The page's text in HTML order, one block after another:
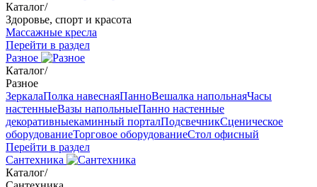
Каталог/
Здоровье, спорт и красота
Массажные кресла
Перейти в раздел
Разное
Каталог/
Разное
ЗеркалаПолка навеснаяПанноВешалка напольнаяЧасы
настенныеВазы напольныеПанно настенные
декоративныекаминный порталПодсвечникСценическое
оборудованиеТорговое оборудованиеСтол офисный
Перейти в раздел
Сантехника
Каталог/